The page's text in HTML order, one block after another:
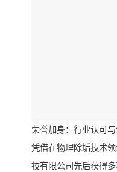
荣誉加身：行业认可
凭借在物理除垢技术
技有限公司先后获得